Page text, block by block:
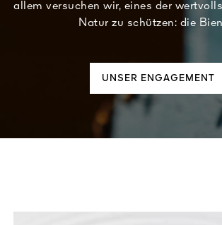
allem versuchen wir, eines der
Natur zu schützen: die
UNSER ENGAGEMENT